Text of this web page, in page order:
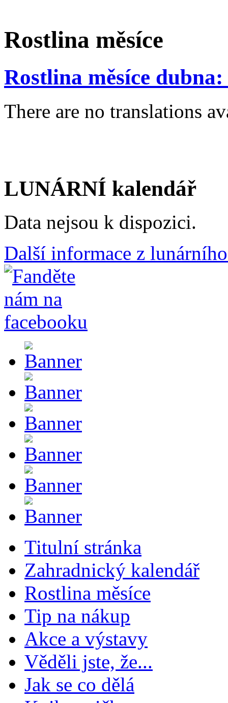
Rostlina měsíce
Rostlina měsíce
There are no translations
LUNÁRNÍ kalendář
Data nejsou k dispozici.
Další informace z
Titulní stránka
Zahradnický kalendář
Rostlina měsíce
Tip na nákup
Akce a výstavy
Věděli jste, že...
Jak se co dělá